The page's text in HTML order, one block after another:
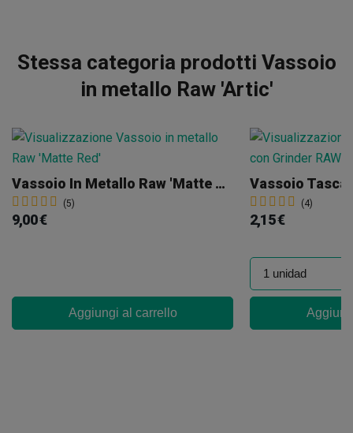
Stessa categoria prodotti Vassoio
in metallo Raw 'Artic'
Vassoio In Metallo Raw 'Matte Red'
(5)
9,00 €
Aggiungi al carrello
(4)
2,15 €